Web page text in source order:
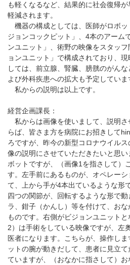
も軽くなるなど、結果的に社会復帰
軽減されます。
機器の構成としては、医師がロボッ
ジョンコックピット」、4本のアーム
ンユニット」、術野の映像をスタッ
ョンユニット」で構成されており、
しては、前立腺、腎臓、膀胱のがん
よび外科疾患への拡大も予定していま
私からの説明は以上です。
経営企画課長：
私からは画像を使いまして、説明さ
らば、皆さま方を病院にお招きして
ろですが、昨今の新型コロナウイル
像の説明にさせていただきたいと思
ボットですが、（画像1を指さして）
す。左手前にあるものが、オペレー
て、上から手が4本出ているような形
四つの関節が、回転するような形で
ラ、鉗子（かんし）等を付けて、お
ものです。右側がビジョンユニット
2）は手術をしている映像ですが、左
医者になります。こちらが、操作し
ットの腕が動きだして、患者に見立
ていますが、（おなかに指さして）